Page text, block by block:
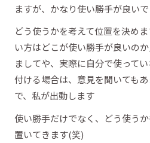
ますが、かなり使い勝手が良い
どう使うかを考えて位置を決め
い方はどこが使い勝手が良いのか
ましてや、実際に自分で使って
付ける場合は、意見を聞いても
で、私が出動します
使い勝手だけでなく、どう使う
置いてきます(笑)